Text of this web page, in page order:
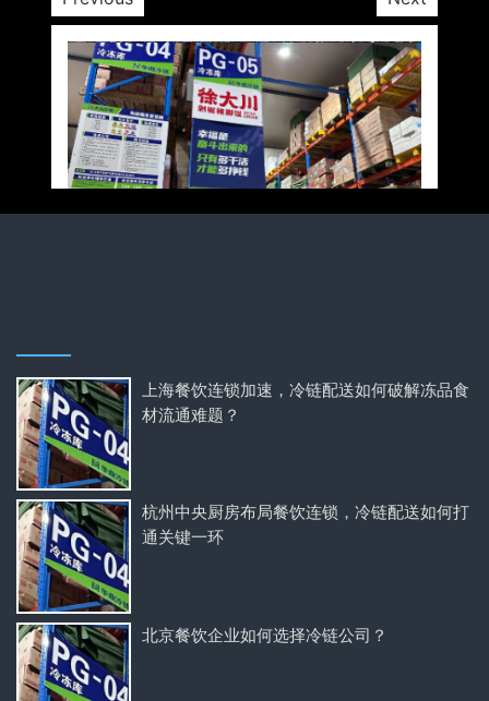
上海餐饮连锁加速，冷链配送如何破解冻品食
材流通难题？
杭州中央厨房布局餐饮连锁，冷链配送如何打
通关键一环
北京餐饮企业如何选择冷链公司？